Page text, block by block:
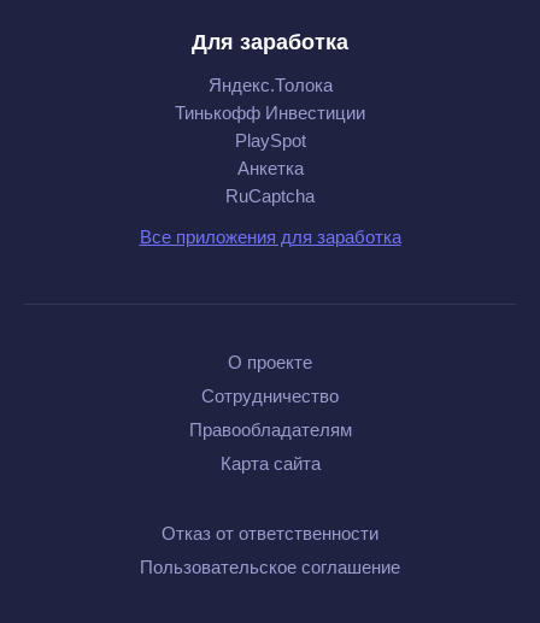
Для заработка
Яндекс.Толока
Тинькофф Инвестиции
PlaySpot
Анкетка
RuCaptcha
Все приложения для заработка
О проекте
Сотрудничество
Правообладателям
Карта сайта
Отказ от ответственности
Пользовательское соглашение